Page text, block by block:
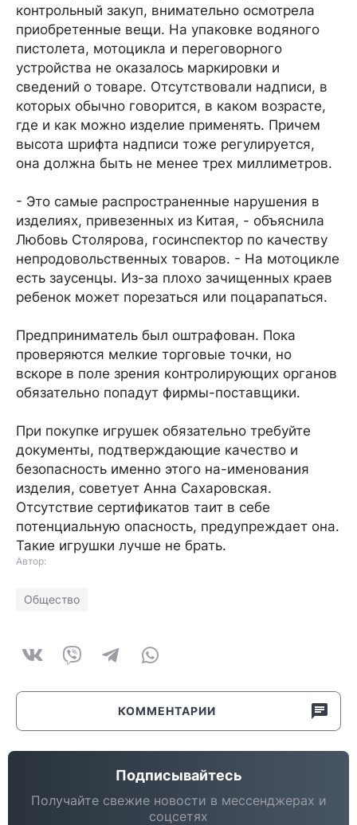
контрольный закуп, внимательно осмотрела
приобретенные вещи. На упаковке водяного
пистолета, мотоцикла и переговорного
устройства не оказалось маркировки и
сведений о товаре. Отсутствовали надписи, в
которых обычно говорится, в каком возрасте,
где и как можно изделие применять. Причем
высота шрифта надписи тоже регулируется,
она должна быть не менее трех миллиметров.
- Это самые распространенные нарушения в
изделиях, привезенных из Китая, - объяснила
Любовь Столярова, госинспектор по качеству
непродовольственных товаров. - На мотоцикле
есть заусенцы. Из-за плохо зачищенных краев
ребенок может порезаться или поцарапаться.
Предприниматель был оштрафован. Пока
проверяются мелкие торговые точки, но
вскоре в поле зрения контролирующих органов
обязательно попадут фирмы-поставщики.
При покупке игрушек обязательно требуйте
документы, подтверждающие качество и
безопасность именно этого на-именования
изделия, советует Анна Сахаровская.
Отсутствие сертификатов таит в себе
потенциальную опасность, предупреждает она.
Такие игрушки лучше не брать.
Автор:
Общество
КОММЕНТАРИИ
Подписывайтесь
Получайте свежие новости в мессенджерах и
соцсетях